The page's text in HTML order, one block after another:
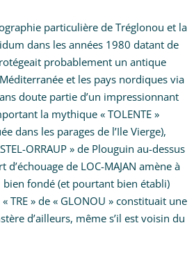
particulière de Tréglonou et la
dans les années 1980 datant de
probablement un antique
et les pays nordiques via
doute partie d’un impressionnant
la mythique « TOLENTE »
dans les parages de l’Ile Vierge),
ORRAUP » de Plouguin au-dessus
de LOC-MAJAN amène à
fondé (et pourtant bien établi)
TRE » de « GLONOU » constituait une
d’ailleurs, même s’il est voisin du